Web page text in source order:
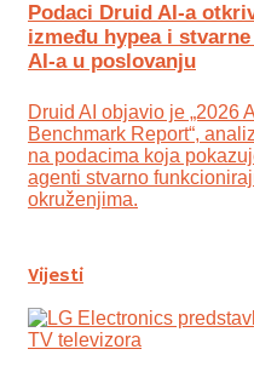
Podaci Druid AI-a
između hypea i
AI-a u poslovanju
Druid AI objavio je „2026
Benchmark Report“,
na podacima koja
agenti stvarno
okruženjima.
Vijesti